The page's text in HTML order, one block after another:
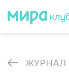
ЖУРНАЛ